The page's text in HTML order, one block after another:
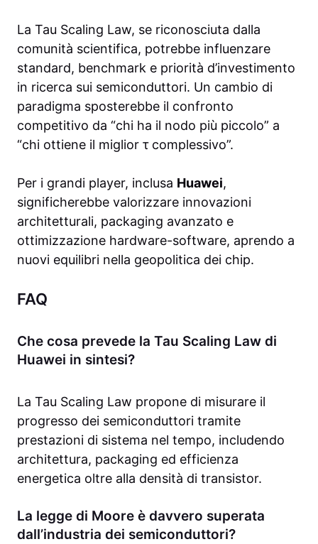
La Tau Scaling Law, se riconosciuta dalla
comunità scientifica, potrebbe influenzare
standard, benchmark e priorità d’investimento
in ricerca sui semiconduttori. Un cambio di
paradigma sposterebbe il confronto
competitivo da “chi ha il nodo più piccolo” a
“chi ottiene il miglior τ complessivo”.
Per i grandi player, inclusa Huawei,
significherebbe valorizzare innovazioni
architetturali, packaging avanzato e
ottimizzazione hardware-software, aprendo a
nuovi equilibri nella geopolitica dei chip.
FAQ
Che cosa prevede la Tau Scaling Law di
Huawei in sintesi?
La Tau Scaling Law propone di misurare il
progresso dei semiconduttori tramite
prestazioni di sistema nel tempo, includendo
architettura, packaging ed efficienza
energetica oltre alla densità di transistor.
La legge di Moore è davvero superata
dall’industria dei semiconduttori?